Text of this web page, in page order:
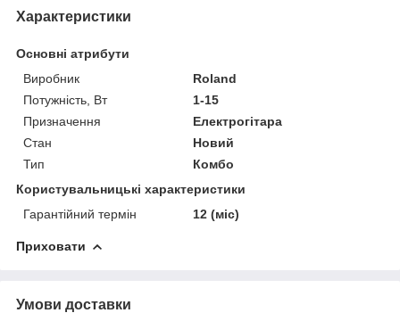
Характеристики
Основні атрибути
Виробник
Roland
Потужність, Вт
1-15
Призначення
Електрогітара
Стан
Новий
Тип
Комбо
Користувальницькі характеристики
Гарантійний термін
12 (міс)
Приховати
Умови доставки